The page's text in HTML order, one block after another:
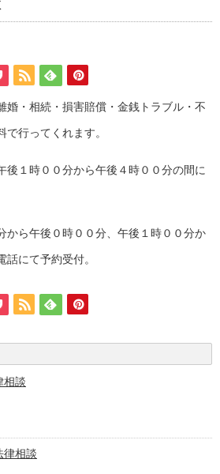
婚・相続・損害賠償・金銭トラブル・不
行ってくれます。
後１時００分から午後４時００分の間に
から午後０時００分、午後１時００分か
話にて予約受付。
談
相談